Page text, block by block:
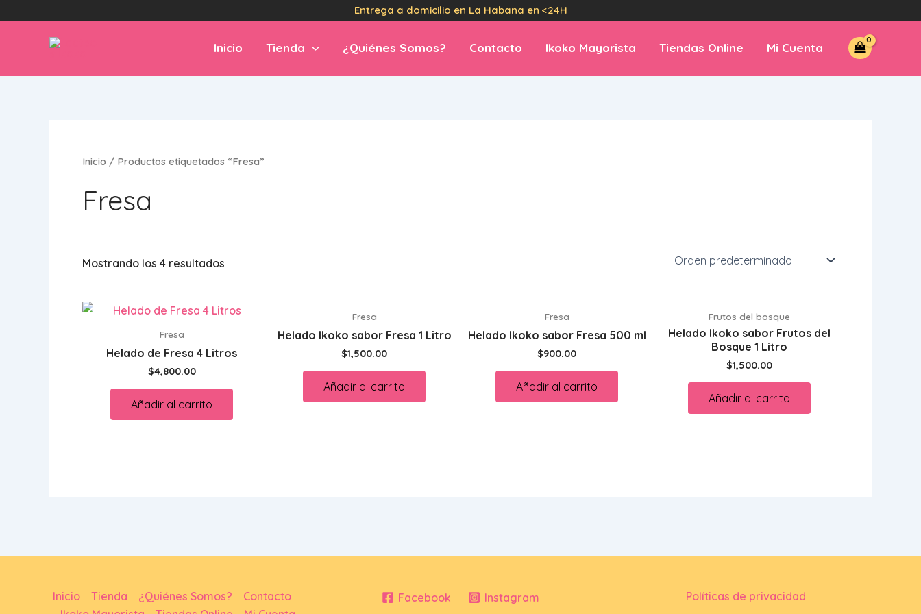
contenido
Entrega a domicilio en La Habana en <24H
Inicio Tienda ¿Quiénes Somos? Contacto Ikoko Mayorista Tiendas Online Mi Cuenta
Inicio / Productos etiquetados “Fresa”
Fresa
Mostrando los 4 resultados
Fresa
Helado de Fresa 4 Litros
$4,800.00
Añadir al carrito
Fresa
Helado Ikoko sabor Fresa 1 Litro
$1,500.00
Añadir al carrito
Fresa
Helado Ikoko sabor Fresa 500 ml
$900.00
Añadir al carrito
Frutos del bosque
Helado Ikoko sabor Frutos del
Bosque 1 Litro
$1,500.00
Añadir al carrito
Inicio Tienda ¿Quiénes Somos?
Contacto
Facebook Instagram Políticas de privacidad